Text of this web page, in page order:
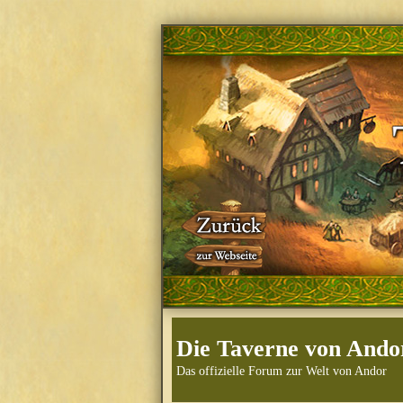
Die Taverne von
Das offizielle Forum zur Welt von Andor